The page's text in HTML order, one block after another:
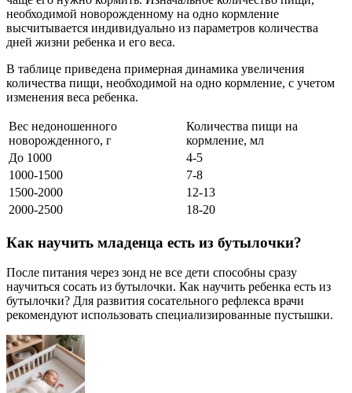
необходимой новорожденному на одно кормление
высчитывается индивидуально из параметров количества
дней жизни ребенка и его веса.
В таблице приведена примерная динамика увеличения
количества пищи, необходимой на одно кормление, с учетом
изменения веса ребенка.
Вес недоношенного
новорожденного, г
Количества пищи на
кормление, мл
До 1000
4-5
1000-1500
7-8
1500-2000
12-13
2000-2500
18-20
Как научить младенца есть из бутылочки?
После питания через зонд не все дети способны сразу
научиться сосать из бутылочки. Как научить ребенка есть из
бутылочки? Для развития сосательного рефлекса врачи
рекомендуют использовать специализированные пустышки.